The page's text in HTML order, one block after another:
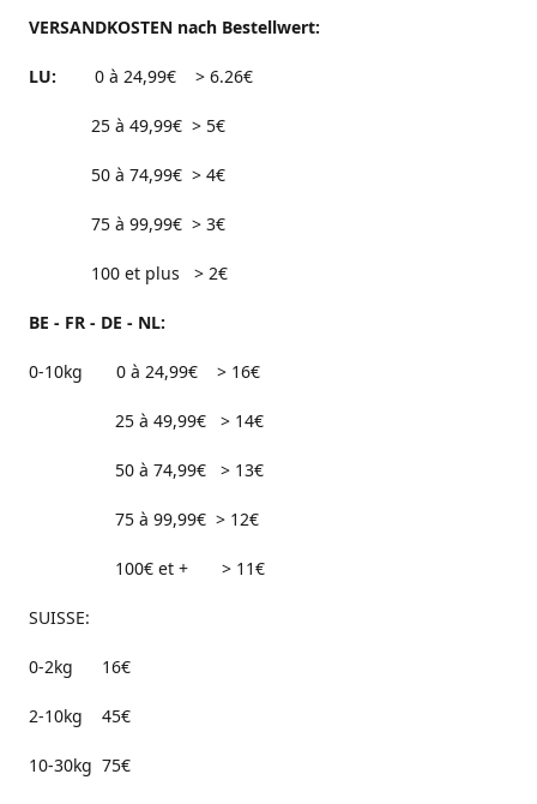
VERSANDKOSTEN nach Bestellwert:
LU: 0 à 24,99€ > 6.26€
25 à 49,99€ > 5€
50 à 74,99€ > 4€
75 à 99,99€ > 3€
100 et plus > 2€
BE - FR - DE - NL:
0-10kg 0 à 24,99€ > 16€
25 à 49,99€ > 14€
50 à 74,99€ > 13€
75 à 99,99€ > 12€
100€ et + > 11€
SUISSE:
0-2kg 16€
2-10kg 45€
10-30kg 75€